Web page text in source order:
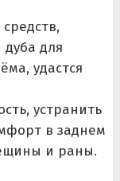
для
удастся
устранить
в заднем
и раны.